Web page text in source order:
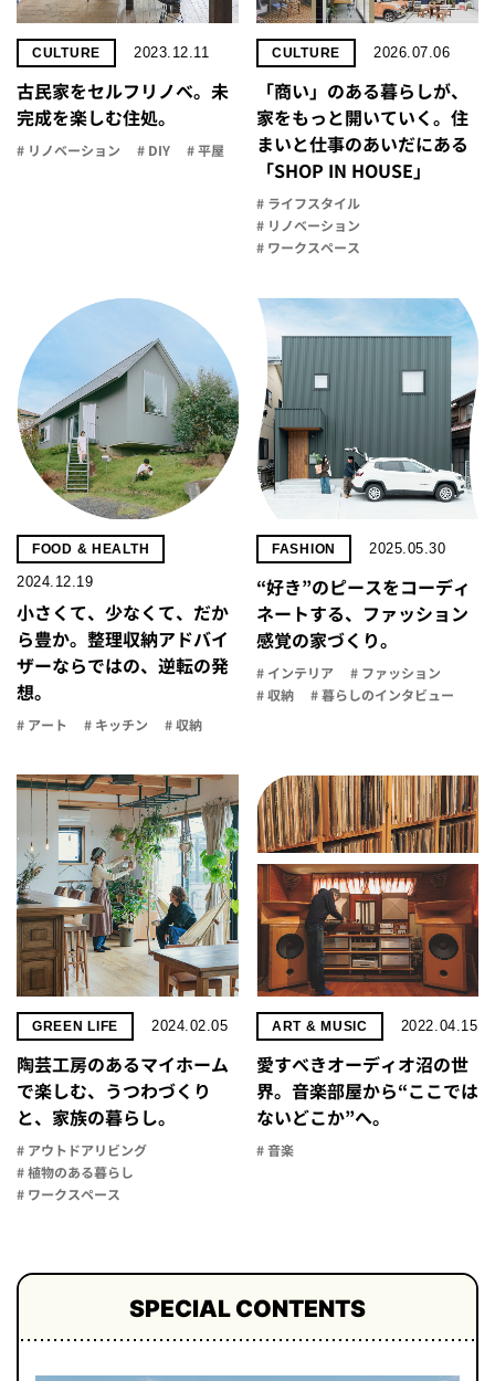
CULTURE 2023.12.11
古民家をセルフリノべ。未
完成を楽しむ住処。
# リノベーション # DIY # 平屋
CULTURE 2026.07.06
「商い」の​ある​暮らしが、​
家を​もっと​開いていく。​住
まいと​仕事の​あいだに​ある​
「SHOP IN HOUSE」
# ライフスタイル
# リノベーション
# ワークスペース
FOOD & HEALTH
2024.12.19
小さくて、少なくて、だか
ら豊か。整理収納アドバイ
ザーならではの、逆転の発
想。
# アート # キッチン # 収納
FASHION 2025.05.30
“好き”のピースをコーディ
ネートする、ファッション
感覚の家づくり。
# インテリア
# ファッション
# 収納
# 暮らしのインタビュー
GREEN LIFE 2024.02.05
陶芸工房のあるマイホーム
で楽しむ、うつわづくり
と、家族の暮らし。
# アウトドアリビング
# 植物のある暮らし
# ワークスペース
ART & MUSIC 2022.04.15
愛すべきオーディオ沼の世
界。音楽部屋から“ここでは
ないどこか”へ。
# 音楽
SPECIAL CONTENTS